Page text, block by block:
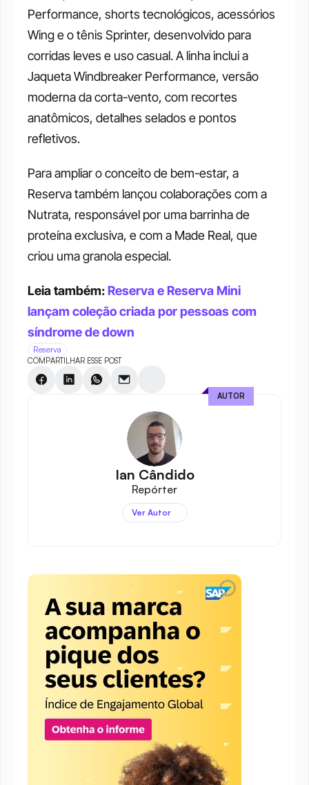
Performance, shorts tecnológicos, acessórios
Wing e o tênis Sprinter, desenvolvido para
corridas leves e uso casual. A linha inclui a
Jaqueta Windbreaker Performance, versão
moderna da corta-vento, com recortes
anatômicos, detalhes selados e pontos
refletivos.
Para ampliar o conceito de bem-estar, a
Reserva também lançou colaborações com a
Nutrata, responsável por uma barrinha de
proteína exclusiva, e com a Made Real, que
criou uma granola especial.
Leia também: Reserva e Reserva Mini
lançam coleção criada por pessoas com
síndrome de down
Reserva
COMPARTILHAR ESSE POST
Ian Cândido
Repórter
Ver Autor
AUTOR